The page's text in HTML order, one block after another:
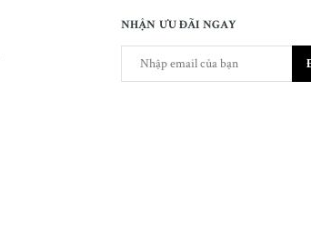
NHẬN ƯU ĐÃI NGAY